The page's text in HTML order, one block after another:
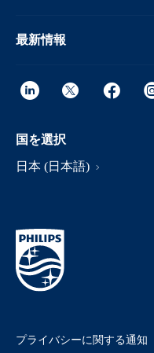
最新情報
国を選択
日本 (日本語)
プライバシーに関する通知